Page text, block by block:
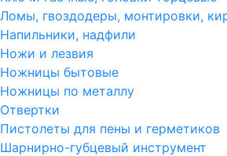
Ломы, гвоздодеры, монтировки,
Напильники, надфили
Ножи и лезвия
Ножницы бытовые
Ножницы по металлу
Отвертки
Пистолеты для пены и герметиков
Шарнирно-губцевый инструмент